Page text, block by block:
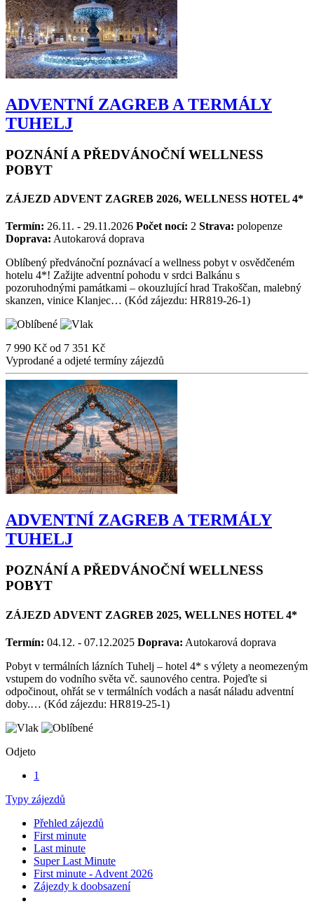
ADVENTNÍ ZAGREB A TERMÁLY
TUHELJ
POZNÁNÍ A PŘEDVÁNOČNÍ WELLNESS
POBYT
ZÁJEZD ADVENT ZAGREB 2026, WELLNESS HOTEL 4*
Termín: 26.11. - 29.11.2026 Počet nocí: 2 Strava: polopenze
Doprava: Autokarová doprava
Oblíbený předvánoční poznávací a wellness pobyt v osvědčeném
hotelu 4*! Zažijte adventní pohodu v srdci Balkánu s
pozoruhodnými památkami – okouzlující hrad Trakoščan, malebný
skanzen, vinice Klanjec… (Kód zájezdu: HR819-26-1)
7 990 Kč od 7 351 Kč
Vyprodané a odjeté termíny zájezdů
ADVENTNÍ ZAGREB A TERMÁLY
TUHELJ
POZNÁNÍ A PŘEDVÁNOČNÍ WELLNESS
POBYT
ZÁJEZD ADVENT ZAGREB 2025, WELLNES HOTEL 4*
Termín: 04.12. - 07.12.2025 Doprava: Autokarová doprava
Pobyt v termálních lázních Tuhelj – hotel 4* s výlety a neomezeným
vstupem do vodního světa vč. saunového centra. Pojeďte si
odpočinout, ohřát se v termálních vodách a nasát náladu adventní
doby.… (Kód zájezdu: HR819-25-1)
Odjeto
1
Typy zájezdů
Přehled zájezdů
First minute
Last minute
Super Last Minute
First minute - Advent 2026
Zájezdy k doobsazení